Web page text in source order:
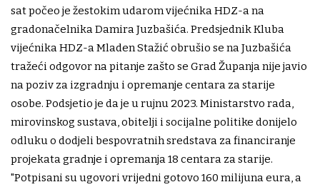
sat počeo je žestokim udarom vijećnika HDZ-a na
gradonačelnika Damira Juzbašića. Predsjednik Kluba
vijećnika HDZ-a Mladen Stažić obrušio se na Juzbašića
tražeći odgovor na pitanje zašto se Grad Županja nije javio
na poziv za izgradnju i opremanje centara za starije
osobe. Podsjetio je da je u rujnu 2023. Ministarstvo rada,
mirovinskog sustava, obitelji i socijalne politike donijelo
odluku o dodjeli bespovratnih sredstava za financiranje
projekata gradnje i opremanja 18 centara za starije.
"Potpisani su ugovori vrijedni gotovo 160 milijuna eura, a